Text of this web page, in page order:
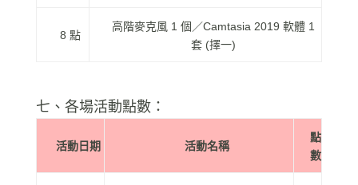
8 點
高階麥克風 1 個／Camtasia 2019 軟體 1
套 (擇一)
七、各場活動點數：
活動日期 活動名稱
點
數